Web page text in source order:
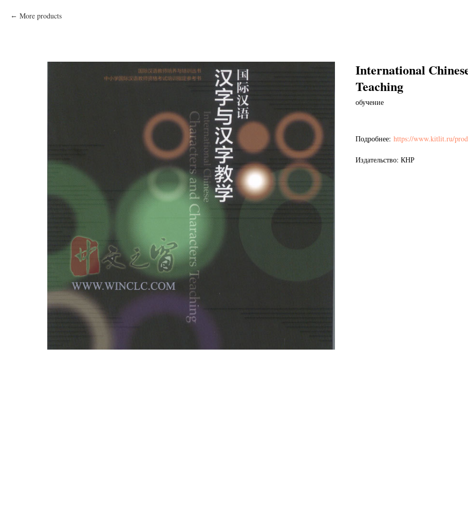
More products
International
Teaching
обучение
Подробнее: https://www.kitlit.ru/
Издательство: КНР